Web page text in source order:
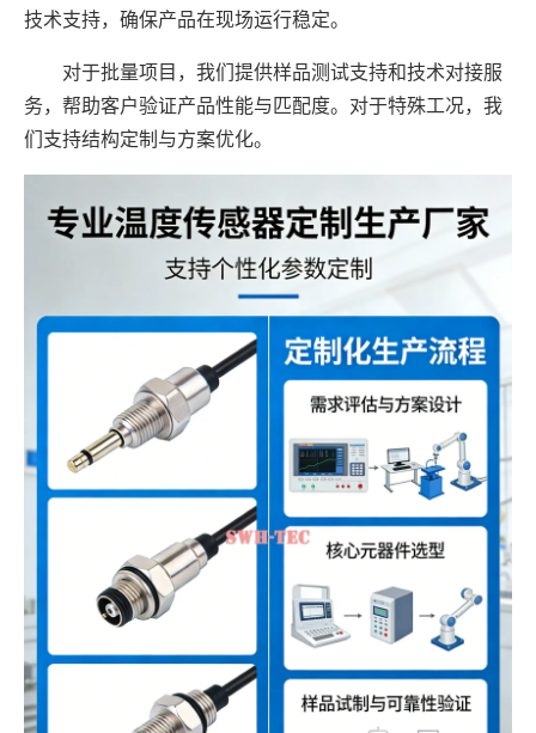
技术支持，确保产品在现场运行稳定。
对于批量项目，我们提供样品测试支持和技术对接服
务，帮助客户验证产品性能与匹配度。对于特殊工况，我
们支持结构定制与方案优化。